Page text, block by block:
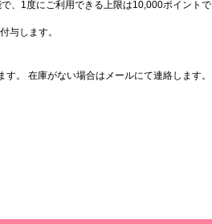
、1度にご利用できる上限は10,000ポイントで
与します。
。 在庫がない場合はメールにて連絡します。